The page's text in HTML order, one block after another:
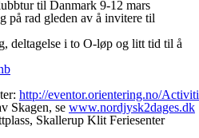
på rad gleden av å invitere til
deltagelse i to O-løp og litt tid til å
http://eventor.orientering.no/
Skagen, se www.nordjysk2dages.dk
Skallerup Klit Feriesenter